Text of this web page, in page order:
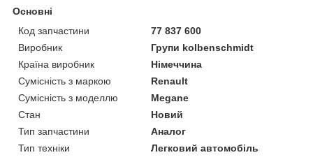
Основні
Код запчастини
77 837 600
Виробник
Групи kolbenschmidt
Країна виробник
Німеччина
Сумісність з маркою
Renault
Сумісність з моделлю
Megane
Стан
Новий
Тип запчастини
Аналог
Тип техніки
Легковий автомобіль